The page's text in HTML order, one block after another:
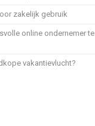
zakelijk gebruik
online ondernemer te
vakantievlucht?